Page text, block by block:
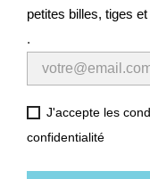
petites billes, tiges
.
J'accepte les
confidentialité